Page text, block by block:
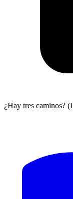
¿Hay tres caminos?